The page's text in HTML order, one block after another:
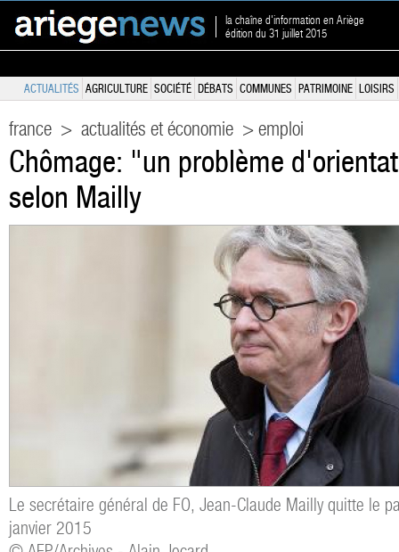
la chaîne d'information en Ariège
édition du 31 juillet 2015
ACTUALITÉS AGRICULTURE SOCIÉTÉ DÉBATS COMMUNES PATRIMOINE LOISIRS
france > actualités et économie > emploi
Chômage: "un problème
selon Mailly
Le secrétaire général de FO, Jean-Claude Mailly quitte le
janvier 2015